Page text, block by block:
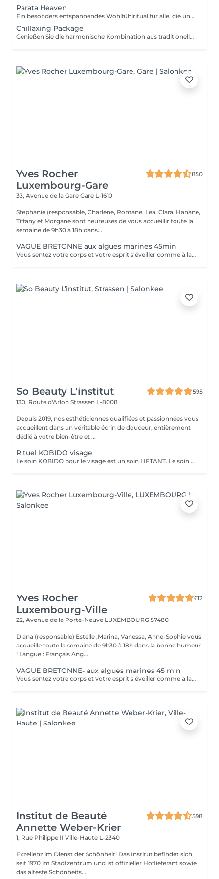
Parata Heaven
Ein besonders entspannendes Wohlfühlritual für alle, die unter Stress, Verspannungen oder geistiger Erschöpfung leiden. Die Kombination aus einer 60-minütigen Indischen Kopf- & Schultermassage und einer 30-minütigen Office-Syndrom Rücken- & Schultermassage konzentriert sich auf Kopfhaut, Nacken, Schultern und oberen Rücken, um Spannungen zu lösen und ein Gefühl von Leichtigkeit und Wohlbefinden zu schaffen. Enthalten sind: Indische Kopf- & Schultermassage 60 Min. Office-Syndrom Rücken- & Schultermassage 30 Min.
Chillaxing Package
Genießen Sie die harmonische Kombination aus traditioneller thailändischer Gesichtsmassage und gezielter Entlastung des Oberkörpers. Dieses Paket vereint eine 60-minütige Thailändische Gesichtsmassage mit einer 30-minütigen Office-Syndrom Rücken- & Schultermassage, um Verspannungen zu lösen, die Haut frisch und strahlend wirken zu lassen und tiefe Entspannung zu fördern. Enthalten sind: Thailändische Gesichtsmassage 60 Min. Office-Syndrom Rücken- & Schultermassage 30 Min.
Yves Rocher
Luxembourg-Gare
850
33, Avenue de la Gare Gare L-1610
Stephanie (responsable, Charlene, Romane, Lea, Clara, Hanane,
Tiffany et Morgane sont heureuses de vous accueillir toute la
semaine de 9h30 à 18h dans...
VAGUE BRETONNE aux algues marines 45min
Vous sentez votre corps et votre esprit s'éveiller comme à la suite d'un bain dans l'OCEAN. Vous vous sentez légère et revitalisée. Vos jambes retrouvent leur tonicité et leur confort.
So Beauty L’institut
595
130, Route d'Arlon Strassen L-8008
Depuis 2019, nos esthéticiennes qualifiées et passionnées vous
accueillent dans un véritable écrin de douceur, entièrement
dédié à votre bien-être et ...
Rituel KOBIDO visage
Le soin KOBIDO pour le visage est un soin LIFTANT. Le soin dure 1h15, et vous permettra de lifter complètement votre visage. Il est idéal de venir démaquillé pour commencer ce rituel. La praticienne commencera par un enchaînement de serviettes chaudes, puis viendra stimuler les cellules avec un instrument le RIDOKI. Suivi d'un massage doux avec des techniques de massage spécifiques au Kobido. Puis elle effectura des points de pressions sur les méridiens, pour terminer avec un passage au ROULEAU DE JADE. Laissez-vous porter par ce rituel anti-âge d'exeption à la fois relaxant et liftant.
Yves Rocher
Luxembourg-Ville
612
22, Avenue de la Porte-Neuve LUXEMBOURG 57480
Diana (responsable) Estelle ,Marina, Vanessa, Anne-Sophie vous
accueille toute la semaine de 9h30 à 18h dans la bonne humeur
! Langue : Français Ang...
VAGUE BRETONNE- aux algues marines 45 min
Vous sentez votre corps et votre esprit s éveiller comme a la suite d un bain dans l OCEAN. Vous vous tonicité et leur confort. sentez légère et revitalisée. Vos jambes retrouvent leur tonicité et leur confort
Institut de Beauté
Annette Weber-Krier
598
1, Rue Philippe II Ville-Haute L-2340
Exzellenz im Dienst der Schönheit! Das Institut befindet sich
seit 1970 im Stadtzentrum und ist offizieller Hoflieferant sowie
das älteste Schönheits...